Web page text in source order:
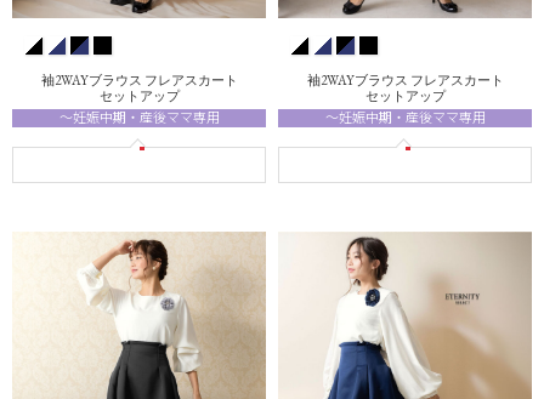
袖2WAYブラウス フレアスカート
セットアップ
～妊娠中期・産後ママ専用
袖2WAYブラウス フレアスカート
セットアップ
～妊娠中期・産後ママ専用